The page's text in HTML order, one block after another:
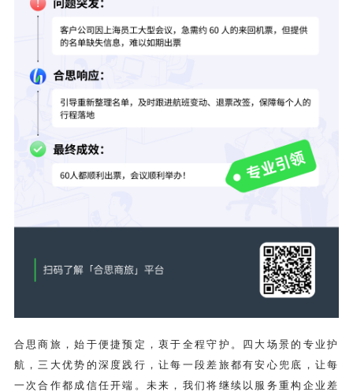
合思商旅，始于便捷预定，衷于全程守护。四大场景的专业护
航，三大优势的深度践行，让每一段差旅都有安心兜底，让每
一次合作都成信任开端。未来，我们将继续以服务重构企业差